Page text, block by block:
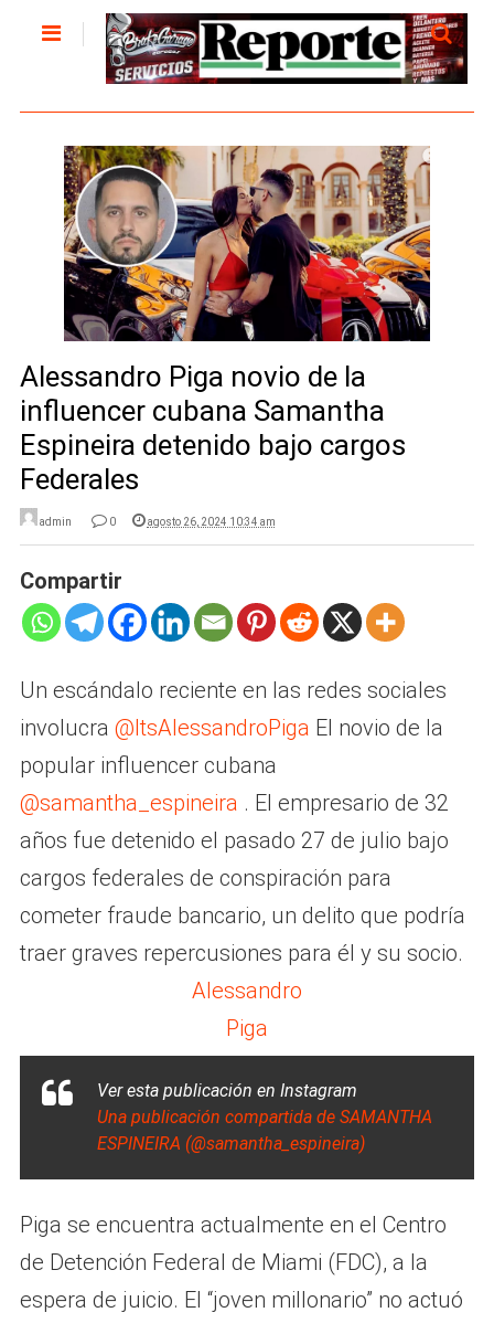
Alessandro Piga novio de la
influencer cubana Samantha
Espineira detenido bajo cargos
Federales
admin 0 agosto 26, 2024 10:34 am
Compartir
Un escándalo reciente en las redes sociales
involucra @ItsAlessandroPiga El novio de la
popular influencer cubana
@samantha_espineira . El empresario de 32
años fue detenido el pasado 27 de julio bajo
cargos federales de conspiración para
cometer fraude bancario, un delito que podría
traer graves repercusiones para él y su socio.
Alessandro
Piga
Ver esta publicación en Instagram
Una publicación compartida de SAMANTHA
ESPINEIRA (@samantha_espineira)
Piga se encuentra actualmente en el Centro
de Detención Federal de Miami (FDC), a la
espera de juicio. El “joven millonario” no actuó